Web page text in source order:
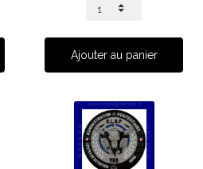
Ajouter au panier